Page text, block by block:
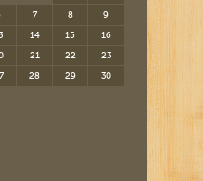
7 8 9
14 15 16
21 22 23
28 29 30